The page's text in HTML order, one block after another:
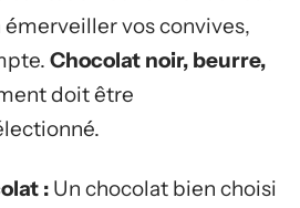
vos convives,
Chocolat noir, beurre,
doit être
: Un chocolat bien choisi